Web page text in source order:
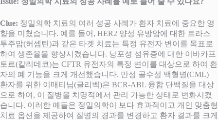
Clue: 정밀의학 치료의 여러 성공 사례가 환자 치료에 중요한 영
향을 미쳤습니다. 예를 들어, HER2 양성 유방암에 대한 트라스
투주맙(허셉틴)과 같은 타겟 치료는 특정 유전자 변이를 목표로
하여 생존율을 향상시켰습니다. 낭포성 섬유증에 대한 이바카프
토르(칼리데코)는 CFTR 유전자의 특정 변이를 대상으로 하여 환
자의 폐 기능을 크게 개선했습니다. 만성 골수성 백혈병(CML)
환자를 위한 이매티닙(글리벡)은 BCR-ABL 융합 단백질을 대상
으로 하여, 이 질병을 치명적에서 관리 가능한 상태로 변화시켰
습니다. 이러한 예들은 정밀의학이 보다 효과적이고 개인 맞춤형
치료 옵션을 제공하여 질병의 경과를 변경하고 환자 결과를 크게